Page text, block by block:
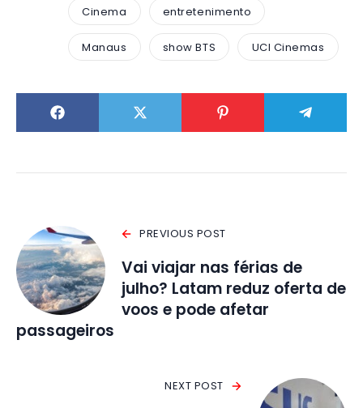
Cinema entretenimento
Manaus show BTS UCI Cinemas
PREVIOUS POST
Vai viajar nas férias de
julho? Latam reduz oferta de
voos e pode afetar
passageiros
NEXT POST